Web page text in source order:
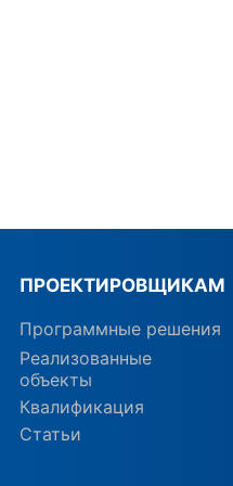
ПРОЕКТИРОВЩИКАМ
Программные решения
Реализованные
объекты
Квалификация
Статьи